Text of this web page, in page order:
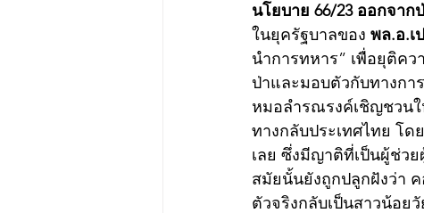
นโยบาย 66/23 ออกจา
ในยุครัฐบาลของ พล.อ.
นำการทหาร” เพื่อยุติค
ป่าและมอบตัวกับทางกา
หมอลำรณรงค์เชิญชวน
ทางกลับประเทศไทย โ
เลย ซึ่งมีญาติที่เป็นผู้ช่ว
สมัยนั้นยังถูกปลูกฝังว่า
ตัวจริงกลับเป็นสาวน้อย